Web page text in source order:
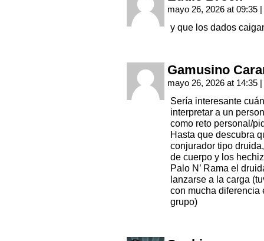
mayo 26, 2026 at 09:35 |
y que los dados
Gamusino
mayo 26, 2026 at 14:35 |
Sería interesante
interpretar a un
como reto personal/
Hasta que descubra
conjurador tipo
de cuerpo y los
Palo N’ Rama el
lanzarse a la carga
con mucha diferencia
grupo)